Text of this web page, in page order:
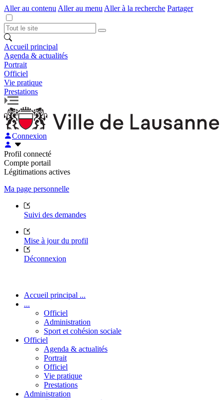
Aller au contenu Aller au menu Aller à la recherche Partager
Accueil principal
Agenda & actualités
Portrait
Officiel
Vie pratique
Prestations
Connexion
Profil connecté
Compte portail
Légitimations actives
Ma page personnelle
Suivi des demandes
Mise à jour du profil
Déconnexion
Accueil principal ...
...
Officiel
Administration
Sport et cohésion sociale
Officiel
Agenda & actualités
Portrait
Officiel
Vie pratique
Prestations
Administration